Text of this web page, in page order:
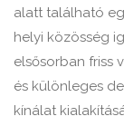
alatt található
helyi közösség
elsősorban friss
és különleges
kínálat